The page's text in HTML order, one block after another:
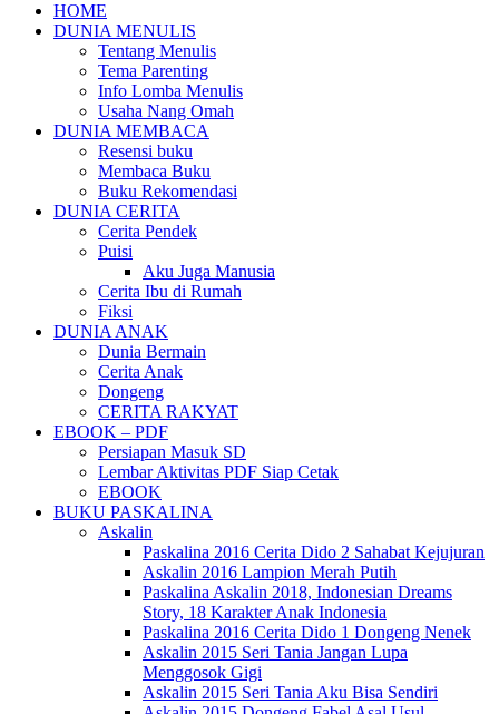
HOME
DUNIA MENULIS
Tentang Menulis
Tema Parenting
Info Lomba Menulis
Usaha Nang Omah
DUNIA MEMBACA
Resensi buku
Membaca Buku
Buku Rekomendasi
DUNIA CERITA
Cerita Pendek
Puisi
Aku Juga Manusia
Cerita Ibu di Rumah
Fiksi
DUNIA ANAK
Dunia Bermain
Cerita Anak
Dongeng
CERITA RAKYAT
EBOOK – PDF
Persiapan Masuk SD
Lembar Aktivitas PDF Siap Cetak
EBOOK
BUKU PASKALINA
Askalin
Paskalina 2016 Cerita Dido 2 Sahabat Kejujuran
Askalin 2016 Lampion Merah Putih
Paskalina Askalin 2018, Indonesian Dreams
Story, 18 Karakter Anak Indonesia
Paskalina 2016 Cerita Dido 1 Dongeng Nenek
Askalin 2015 Seri Tania Jangan Lupa
Menggosok Gigi
Askalin 2015 Seri Tania Aku Bisa Sendiri